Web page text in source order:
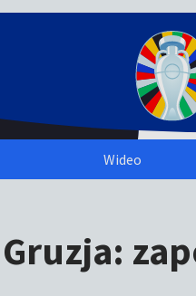
Wideo